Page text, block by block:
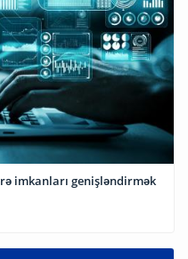
imkanları genişləndirmək